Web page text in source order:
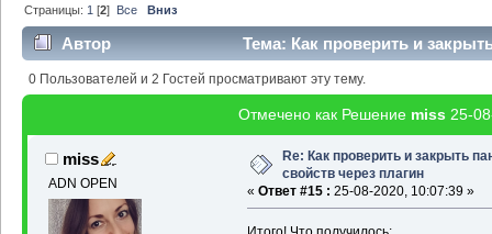
Страницы: 1 [2] Все Вниз
Автор
Тема: Как проверить и
(Прочитано 63950 раз)
0 Пользователей и 2 Гостей просматривают эту тему.
Отмечено как Решение miss 25-
miss
ADN OPEN
Re: Как проверить и закрыть
свойств через плагин
« Ответ #15 : 25-08-2020, 10:07:39 »